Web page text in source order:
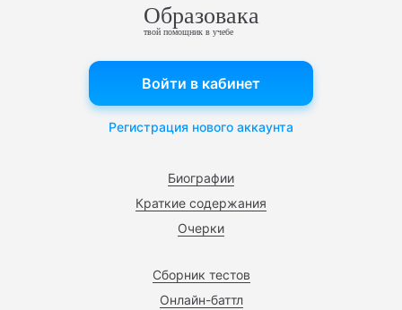
Образовака
твой помощник в учебе
Биографии
Краткие содержания
Очерки
Сборник тестов
Онлайн-баттл
Войти в кабинет
Регистрация нового аккаунта